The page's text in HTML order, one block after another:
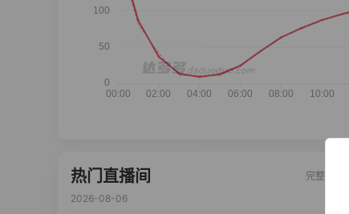
热门直播间
完整榜单
2026-08-06